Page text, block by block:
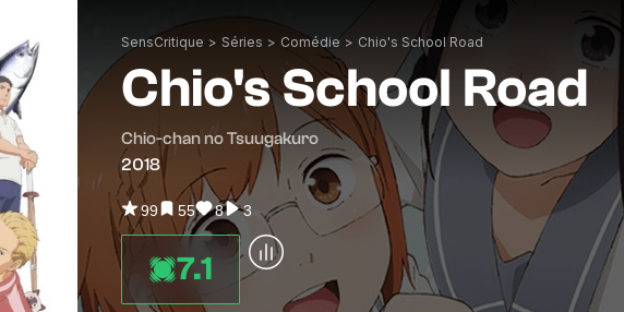
SensCritique > Séries > Comédie > Chio's School Road
Chio's School Road
Chio-chan no Tsuugakuro
2018
99 55 8 3
7.1